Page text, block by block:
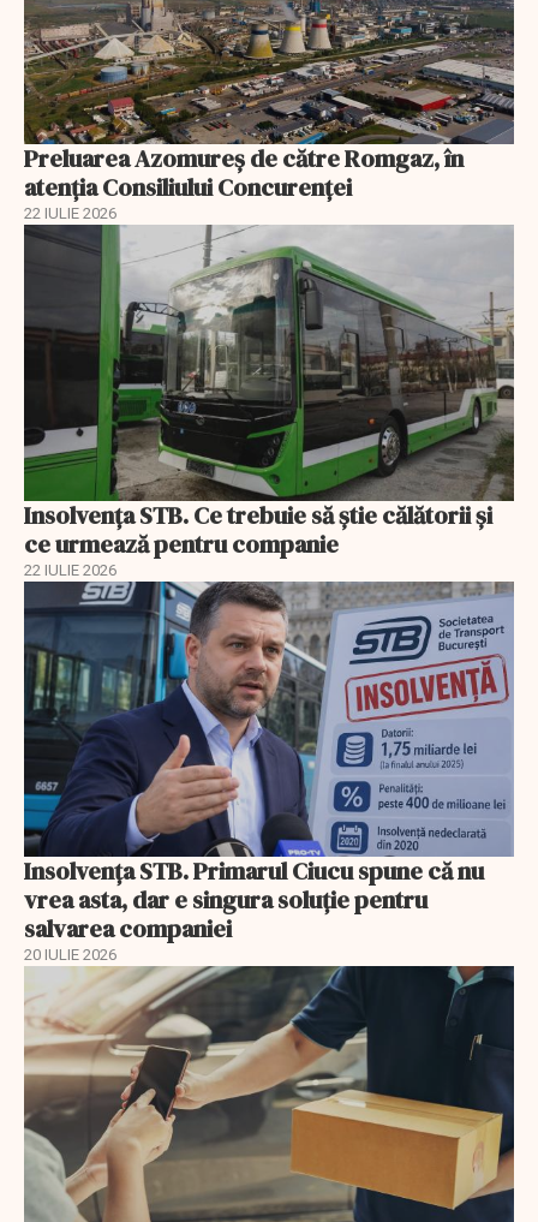
Preluarea Azomureş de către Romgaz, în
atenţia Consiliului Concurenţei
22 IULIE 2026
Insolvenţa STB. Ce trebuie să ştie călătorii şi
ce urmează pentru companie
22 IULIE 2026
Insolvenţa STB. Primarul Ciucu spune că nu
vrea asta, dar e singura soluţie pentru
salvarea companiei
20 IULIE 2026